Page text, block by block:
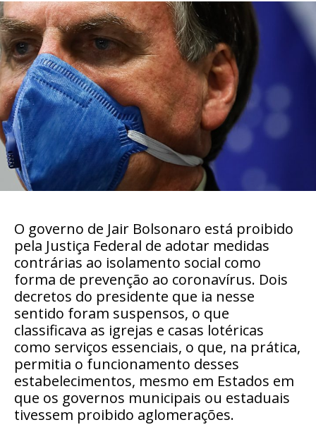
O governo de Jair Bolsonaro está proibido
pela Justiça Federal de adotar medidas
contrárias ao isolamento social como
forma de prevenção ao coronavírus. Dois
decretos do presidente que ia nesse
sentido foram suspensos, o que
classificava as igrejas e casas lotéricas
como serviços essenciais, o que, na prática,
permitia o funcionamento desses
estabelecimentos, mesmo em Estados em
que os governos municipais ou estaduais
tivessem proibido aglomerações.